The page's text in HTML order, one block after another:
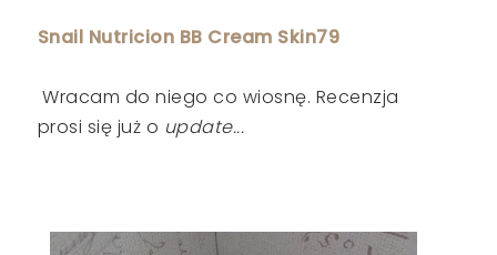
Snail Nutricion BB Cream Skin79
Wracam do niego co wiosnę. Recenzja
prosi się już o update...